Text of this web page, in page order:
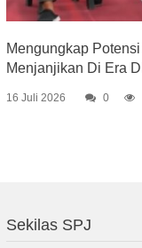
Mengungkap
Menjanjikan Di Era
16 Juli 2026 0
Sekilas SPJ